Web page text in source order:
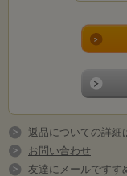
深蒸
返品についての詳細
お問い合わせ
友達にメールですす